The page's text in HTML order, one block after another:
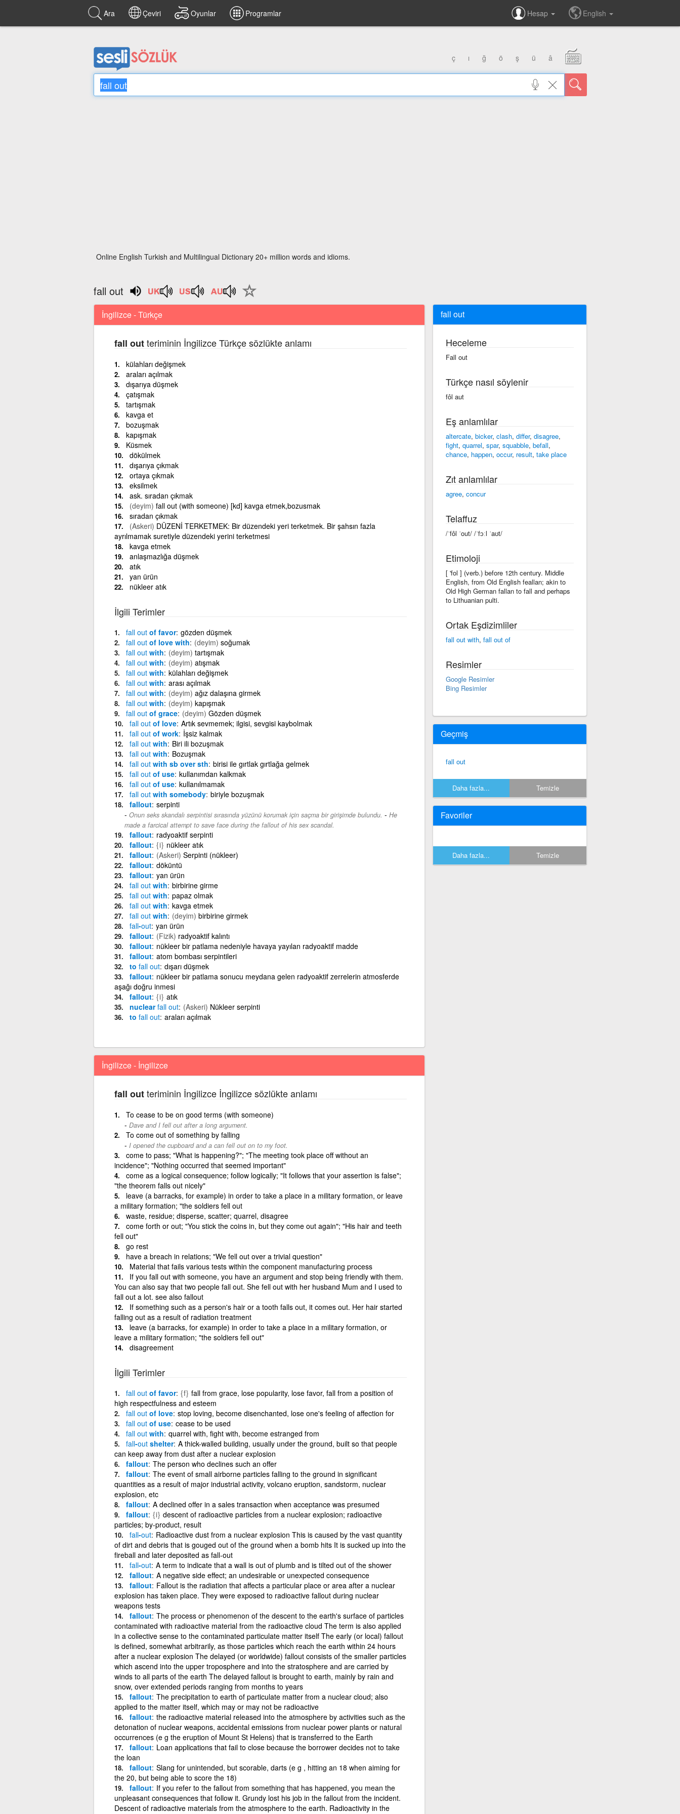
Ara Çeviri Oyunlar Programlar Hesap English
ç ı ğ ö ş ü â
Online English Turkish and Multilingual Dictionary 20+ million words and idioms.
fall out
İngilizce - Türkçe
fall outteriminin İngilizce Türkçe sözlükte anlamı
külahları değişmek
araları açılmak
dışarıya düşmek
çatışmak
tartışmak
kavga et
bozuşmak
kapışmak
Küsmek
dökülmek
dışarıya çıkmak
ortaya çıkmak
eksilmek
ask. sıradan çıkmak
(deyim) fall out (with someone) [kd] kavga etmek,bozusmak
sıradan çıkmak
(Askeri) DÜZENİ TERKETMEK: Bir düzendeki yeri terketmek. Bir şahsın fazla
ayrılmamak suretiyle düzendeki yerini terketmesi
kavga etmek
anlaşmazlığa düşmek
atık
yan ürün
nükleer atık
İlgili Terimler
fall outof favor gözden düşmek
fall outof love with (deyim) soğumak
fall outwith (deyim) tartışmak
fall outwith (deyim) atışmak
fall outwith külahları değişmek
fall outwith arası açılmak
fall outwith (deyim) ağız dalaşına girmek
fall outwith (deyim) kapışmak
fall outof grace (deyim) Gözden düşmek
fall outof love Artık sevmemek; ilgisi, sevgisi kaybolmak
fall outof work İşsiz kalmak
fall outwith Biri ili bozuşmak
fall outwith Bozuşmak
fall outwith sb over sth birisi ile gırtlak gırtlağa gelmek
fall outof use kullanımdan kalkmak
fall outof use kullanılmamak
fall outwith somebody biriyle bozuşmak
fallout serpinti
Onun seks skandalı serpintisi sırasında yüzünü korumak için saçma bir girişimde bulundu. - He
made a farcical attempt to save face during the fallout of his sex scandal.
fallout radyoaktif serpinti
fallout {i} nükleer atık
fallout (Askeri) Serpinti (nükleer)
fallout döküntü
fallout yan ürün
fall outwith birbirine girme
fall outwith papaz olmak
fall outwith kavga etmek
fall outwith (deyim) birbirine girmek
fall-out yan ürün
fallout (Fizik) radyoaktif kalıntı
fallout nükleer bir patlama nedeniyle havaya yayılan radyoaktif madde
fallout atom bombası serpintileri
to fall out dışarı düşmek
fallout nükleer bir patlama sonucu meydana gelen radyoaktif zerrelerin atmosferde
aşağı doğru inmesi
fallout {i} atık
nuclearfall out (Askeri) Nükleer serpinti
to fall out araları açılmak
İngilizce - İngilizce
fall outteriminin İngilizce İngilizce sözlükte anlamı
To cease to be on good terms (with someone)
Dave and I fell out after a long argument.
To come out of something by falling
I opened the cupboard and a can fell out on to my foot.
come to pass; "What is happening?"; "The meeting took place off without an
incidence"; "Nothing occurred that seemed important"
come as a logical consequence; follow logically; "It follows that your assertion is false";
"the theorem falls out nicely"
leave (a barracks, for example) in order to take a place in a military formation, or leave
a military formation; "the soldiers fell out
waste, residue; disperse, scatter; quarrel, disagree
come forth or out; "You stick the coins in, but they come out again"; "His hair and teeth
fell out"
go rest
have a breach in relations; "We fell out over a trivial question"
Material that fails various tests within the component manufacturing process
If you fall out with someone, you have an argument and stop being friendly with them.
You can also say that two people fall out. She fell out with her husband Mum and I used to
fall out a lot. see also fallout
If something such as a person's hair or a tooth falls out, it comes out. Her hair started
falling out as a result of radiation treatment
leave (a barracks, for example) in order to take a place in a military formation, or
leave a military formation; "the soldiers fell out"
disagreement
İlgili Terimler
fall outof favor {f} fall from grace, lose popularity, lose favor, fall from a position of
high respectfulness and esteem
fall outof love stop loving, become disenchanted, lose one's feeling of affection for
fall outof use cease to be used
fall outwith quarrel with, fight with, become estranged from
fall-outshelter A thick-walled building, usually under the ground, built so that people
can keep away from dust after a nuclear explosion
fallout The person who declines such an offer
fallout The event of small airborne particles falling to the ground in significant
quantities as a result of major industrial activity, volcano eruption, sandstorm, nuclear
explosion, etc
fallout A declined offer in a sales transaction when acceptance was presumed
fallout {i} descent of radioactive particles from a nuclear explosion; radioactive
particles; by-product, result
fall-out Radioactive dust from a nuclear explosion This is caused by the vast quantity
of dirt and debris that is gouged out of the ground when a bomb hits It is sucked up into the
fireball and later deposited as fall-out
fall-out A term to indicate that a wall is out of plumb and is tilted out of the shower
fallout A negative side effect; an undesirable or unexpected consequence
fallout Fallout is the radiation that affects a particular place or area after a nuclear
explosion has taken place. They were exposed to radioactive fallout during nuclear
weapons tests
fallout The process or phenomenon of the descent to the earth's surface of particles
contaminated with radioactive material from the radioactive cloud The term is also applied
in a collective sense to the contaminated particulate matter itself The early (or local) fallout
is defined, somewhat arbitrarily, as those particles which reach the earth within 24 hours
after a nuclear explosion The delayed (or worldwide) fallout consists of the smaller particles
which ascend into the upper troposphere and into the stratosphere and are carried by
winds to all parts of the earth The delayed fallout is brought to earth, mainly by rain and
snow, over extended periods ranging from months to years
fallout The precipitation to earth of particulate matter from a nuclear cloud; also
applied to the matter itself, which may or may not be radioactive
fallout the radioactive material released into the atmosphere by activities such as the
detonation of nuclear weapons, accidental emissions from nuclear power plants or natural
occurrences (e g the eruption of Mount St Helens) that is transferred to the Earth
fallout Loan applications that fail to close because the borrower decides not to take
the loan
fallout Slang for unintended, but scorable, darts (e g , hitting an 18 when aiming for
the 20, but being able to score the 18)
fallout If you refer to the fallout from something that has happened, you mean the
unpleasant consequences that follow it. Grundy lost his job in the fallout from the incident.
Descent of radioactive materials from the atmosphere to the earth. Radioactivity in the
fall out
Heceleme
Fall out
Türkçe nasıl söylenir
fôl aut
Eş anlamlılar
altercate, bicker, clash, differ, disagree,
fight, quarrel, spar, squabble, befall,
chance, happen, occur, result, take place
Zıt anlamlılar
agree, concur
Telaffuz
/ˈfôl ˈout/ /ˈfɔːl ˈaʊt/
Etimoloji
[ 'fol ] (verb.) before 12th century. Middle
English, from Old English feallan; akin to
Old High German fallan to fall and perhaps
to Lithuanian pulti.
Ortak Eşdizimliler
fall out with, fall out of
Resimler
Google Resimler
Bing Resimler
Geçmiş
fall out
Daha fazla... Temizle
Favoriler
Daha fazla... Temizle